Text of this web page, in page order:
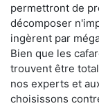
permettront de
décomposer
ingèrent par
Bien que les
trouvent être
nos experts et
choisissons